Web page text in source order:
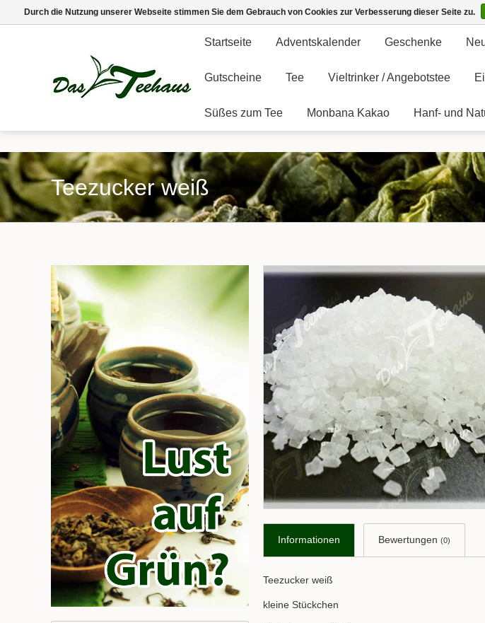
Startseite Adventskalender Geschenke
Gutscheine Tee Vieltrinker / Angebotstee
Süßes zum Tee Monbana Kakao Hanf- und
Teezucker weiß
Informationen Bewertungen (0)
Teezucker weiß
kleine Stückchen
Durch die Nutzung unserer Webseite stimmen Sie dem Gebrauch von Cookies zur Verbesserung dieser Seite zu.